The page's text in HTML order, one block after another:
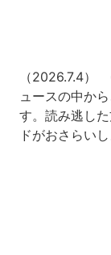
（2026.7.4）
ュースの中か
す。読み逃し
ドがおさらいし